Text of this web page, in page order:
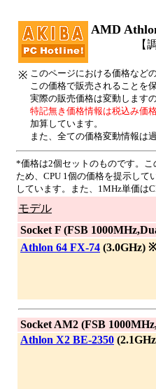
AMD
【
※ このページにおける価格など
この価格で販売されることを
実際の販売価格は変動します
特記無き価格情報は税込み価
加算しています。
また、全ての価格変動情報は
*価格は2個セットのものです。
ため、CPU 1個の価格を提示し
しています。また、1MHz単価は
モデル
Socket F (FSB
Athlon 64 FX-74 (3.0GHz)
Socket AM2 (FSB
Athlon X2 BE-2350